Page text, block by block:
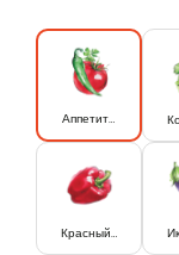
Аппетитка
Красный перец